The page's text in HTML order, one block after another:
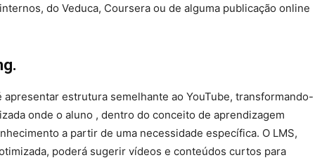
do Veduca, Coursera ou de alguma publicação online
apresentar estrutura semelhante ao YouTube, transformando-
onde o aluno , dentro do conceito de aprendizagem
a partir de uma necessidade específica. O LMS,
poderá sugerir vídeos e conteúdos curtos para